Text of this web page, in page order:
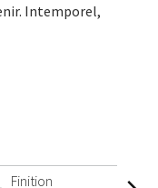
Intemporel,
Finition